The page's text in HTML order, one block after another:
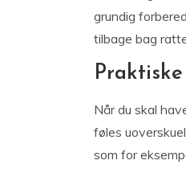
grundig
tilbage bag
Når du skal
føles
som for